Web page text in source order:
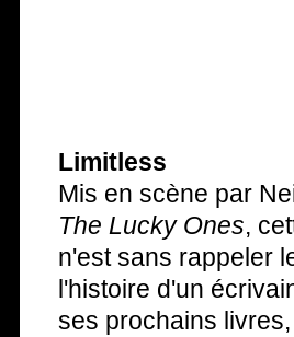
Limitless
Mis en scène par
The Lucky Ones,
n'est sans rappeler
l'histoire d'un
ses prochains